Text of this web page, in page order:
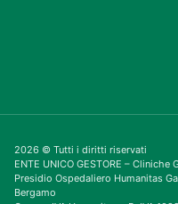
2026 © Tutti i diritti riservati
ENTE UNICO GESTORE –
Presidio Ospedaliero Humanitas
Bergamo